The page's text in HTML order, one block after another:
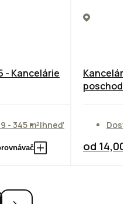
- Kancelárie
- 345 m²Ihneď
poschodie
od 14,00